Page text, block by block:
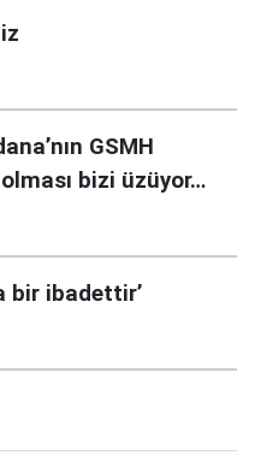
GSMH
bizi üzüyor…
bir ibadettir’